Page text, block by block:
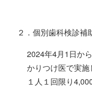
２．個別歯科検診補
2024年4月1日か
かりつけ医で実施
１人１回限り